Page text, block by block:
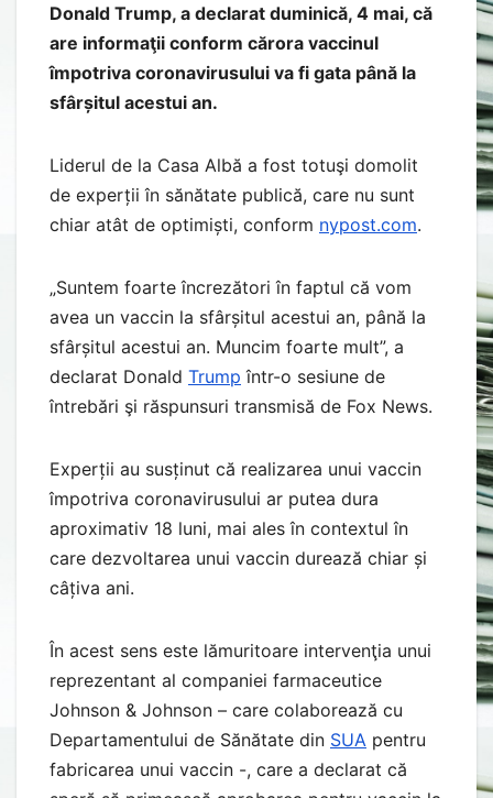
Donald Trump, a declarat duminică, 4 mai, că
are informaţii conform cărora vaccinul
împotriva coronavirusului va fi gata până la
sfârșitul acestui an.
Liderul de la Casa Albă a fost totuşi domolit
de experții în sănătate publică, care nu sunt
chiar atât de optimiști, conform nypost.com.
„Suntem foarte încrezători în faptul că vom
avea un vaccin la sfârșitul acestui an, până la
sfârșitul acestui an. Muncim foarte mult”, a
declarat Donald Trump într-o sesiune de
întrebări şi răspunsuri transmisă de Fox News.
Experții au susținut că realizarea unui vaccin
împotriva coronavirusului ar putea dura
aproximativ 18 luni, mai ales în contextul în
care dezvoltarea unui vaccin durează chiar și
câțiva ani.
În acest sens este lămuritoare intervenţia unui
reprezentant al companiei farmaceutice
Johnson & Johnson – care colaborează cu
Departamentului de Sănătate din SUA pentru
fabricarea unui vaccin -, care a declarat că